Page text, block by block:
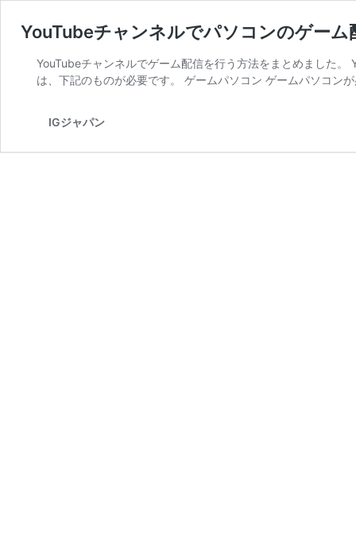
YouTubeチャンネルでパソコンのゲーム
YouTubeチャンネルでゲーム配信を行う方法をまとめました
は、下記のものが必要です。 ゲームパソコン ゲームパソコン
IGジャパン